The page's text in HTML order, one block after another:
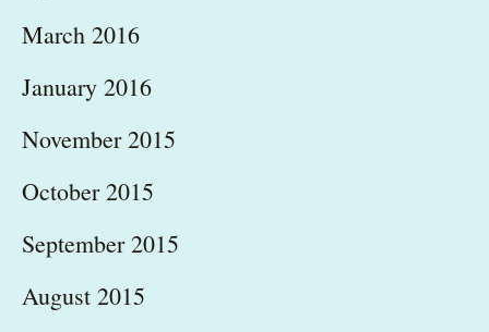
March 2016
January 2016
November 2015
October 2015
September 2015
August 2015